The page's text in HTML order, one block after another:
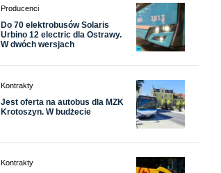
Producenci
Do 70 elektrobusów Solaris
Urbino 12 electric dla Ostrawy.
W dwóch wersjach
Kontrakty
Jest oferta na autobus dla MZK
Krotoszyn. W budżecie
Kontrakty